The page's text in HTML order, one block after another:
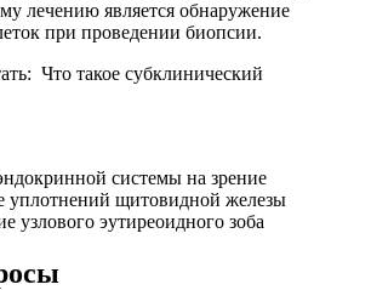
лечению является обнаружение
при проведении биопсии.
Что такое субклинический
системы на зрение
уплотнений щитовидной железы
узлового эутиреоидного зоба